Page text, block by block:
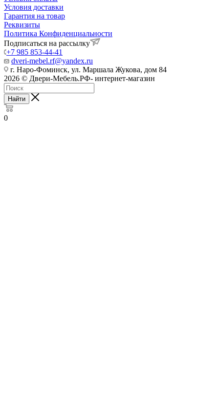
Условия доставки
Гарантия на товар
Реквизиты
Политика Конфиденциальности
Подписаться на рассылку
+7 985 853-44-41
dveri-mebel.rf@yandex.ru
г. Наро-Фоминск, ул. Маршала Жукова, дом 84
2026 © Двери-Мебель.РФ- интернет-магазин
Найти
0